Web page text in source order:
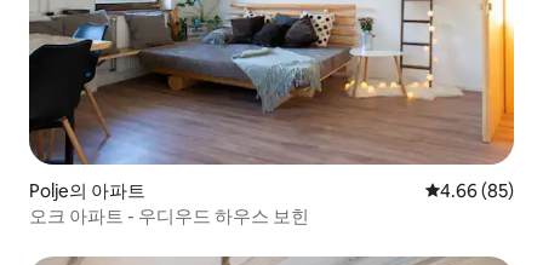
Polje의 아파트 평점 4.66점(5
4.66 (85)
오크 아파트 - 우디우드 하우스 보힌